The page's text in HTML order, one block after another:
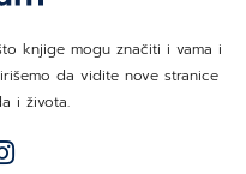
knjige mogu značiti i vama i
da vidite nove stranice
i života.
I